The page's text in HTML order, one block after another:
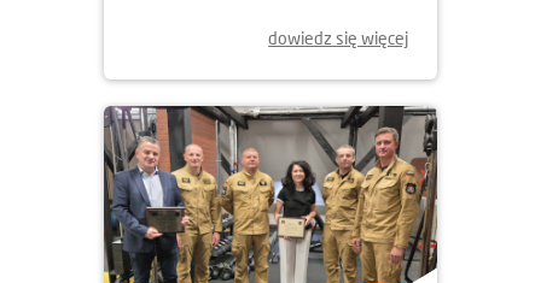
dowiedz się więcej